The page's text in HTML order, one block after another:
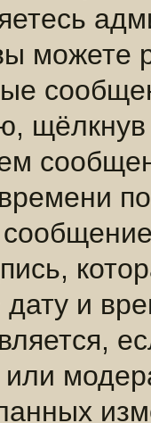
можете
дату и